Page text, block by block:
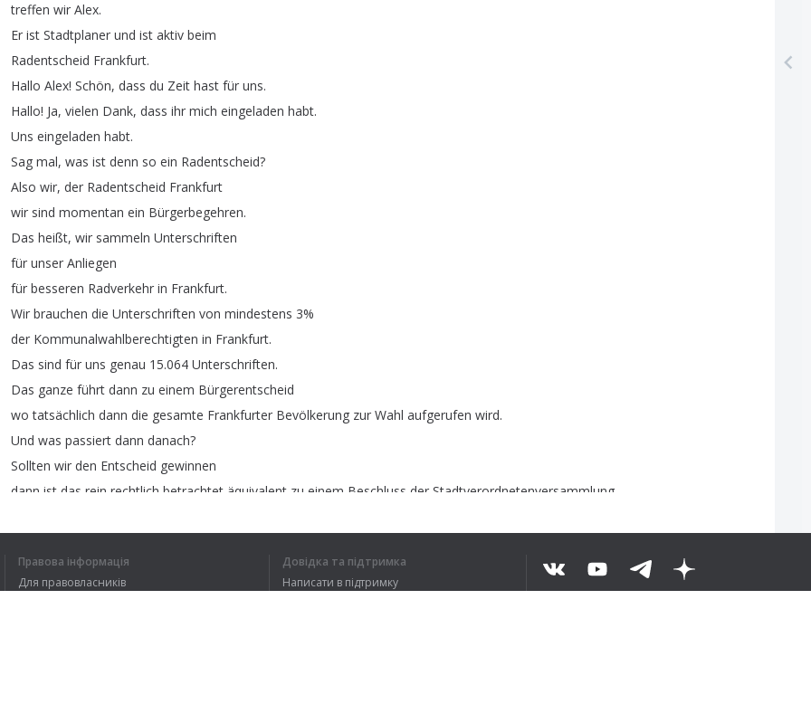
treffen wir Alex.
Er ist Stadtplaner und ist aktiv beim
Radentscheid Frankfurt.
Hallo Alex! Schön, dass du Zeit hast für uns.
Hallo! Ja, vielen Dank, dass ihr mich eingeladen habt.
Uns eingeladen habt.
Sag mal, was ist denn so ein Radentscheid?
Also wir, der Radentscheid Frankfurt
wir sind momentan ein Bürgerbegehren.
Das heißt, wir sammeln Unterschriften
für unser Anliegen
für besseren Radverkehr in Frankfurt.
Wir brauchen die Unterschriften von mindestens 3%
der Kommunalwahlberechtigten in Frankfurt.
Das sind für uns genau 15.064 Unterschriften.
Das ganze führt dann zu einem Bürgerentscheid
wo tatsächlich dann die gesamte Frankfurter Bevölkerung zur Wahl aufgerufen wird.
Und was passiert dann danach?
Sollten wir den Entscheid gewinnen
dann ist das rein rechtlich betrachtet äquivalent zu einem Beschluss der Stadtverordnetenversammlung
Правова інформація
Для правовласників
Довідка та підтримка
Написати в підтримку